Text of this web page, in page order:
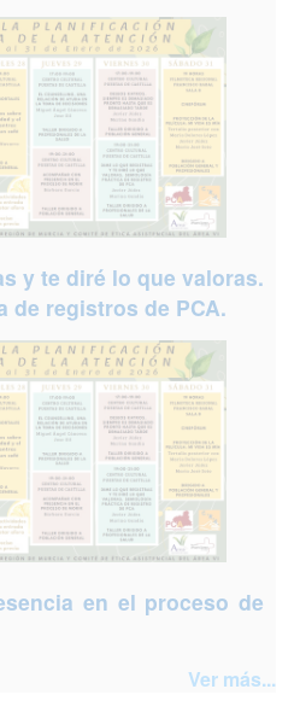
y te diré lo que valoras.
de registros de PCA.
en el proceso de
Ver más...